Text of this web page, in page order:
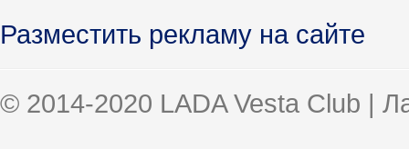
Разместить рекламу на сайте
© 2014-2020 LADA Vesta Club |